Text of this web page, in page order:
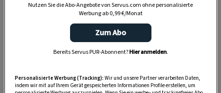
Michael Landrichter und Hans Muth in den Grinzinger
Weinbergen.
Nutzen Sie die Abo-Angebote von Servus.com ohne personalisierte
Werbung ab 0,99 €/Monat
Zum Abo
Bereits Servus PUR-Abonnent?Hier anmelden.
Personalisierte Werbung (Tracking): Wir und unsere Partner verarbeiten Daten,
indem wir mit auf Ihrem Gerät gespeicherten Informationen Profile erstellen, um